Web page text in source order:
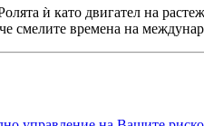
ѝ като двигател на
смелите времена на